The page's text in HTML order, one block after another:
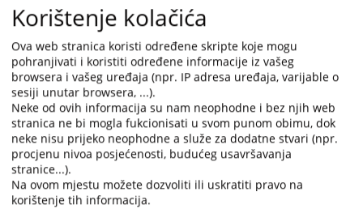
Korištenje kolačića
Ova web stranica koristi određene skripte koje mogu
pohranjivati i koristiti određene informacije iz vašeg
browsera i vašeg uređaja (npr. IP adresa uređaja, varijable o
sesiji unutar browsera, ...).
Neke od ovih informacija su nam neophodne i bez njih web
stranica ne bi mogla fukcionisati u svom punom obimu, dok
neke nisu prijeko neophodne a služe za dodatne stvari (npr.
procjenu nivoa posjećenosti, budućeg usavršavanja
stranice...).
Na ovom mjestu možete dozvoliti ili uskratiti pravo na
korištenje tih informacija.